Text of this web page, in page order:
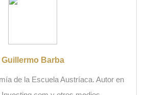
Guillermo Barba
de la Escuela Austríaca. Autor en